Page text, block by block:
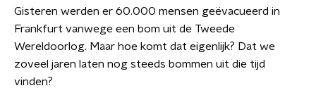
Gisteren werden er 60.000 mensen geëvacueerd in
Frankfurt vanwege een bom uit de Tweede
Wereldoorlog. Maar hoe komt dat eigenlijk? Dat we
zoveel jaren laten nog steeds bommen uit die tijd
vinden?